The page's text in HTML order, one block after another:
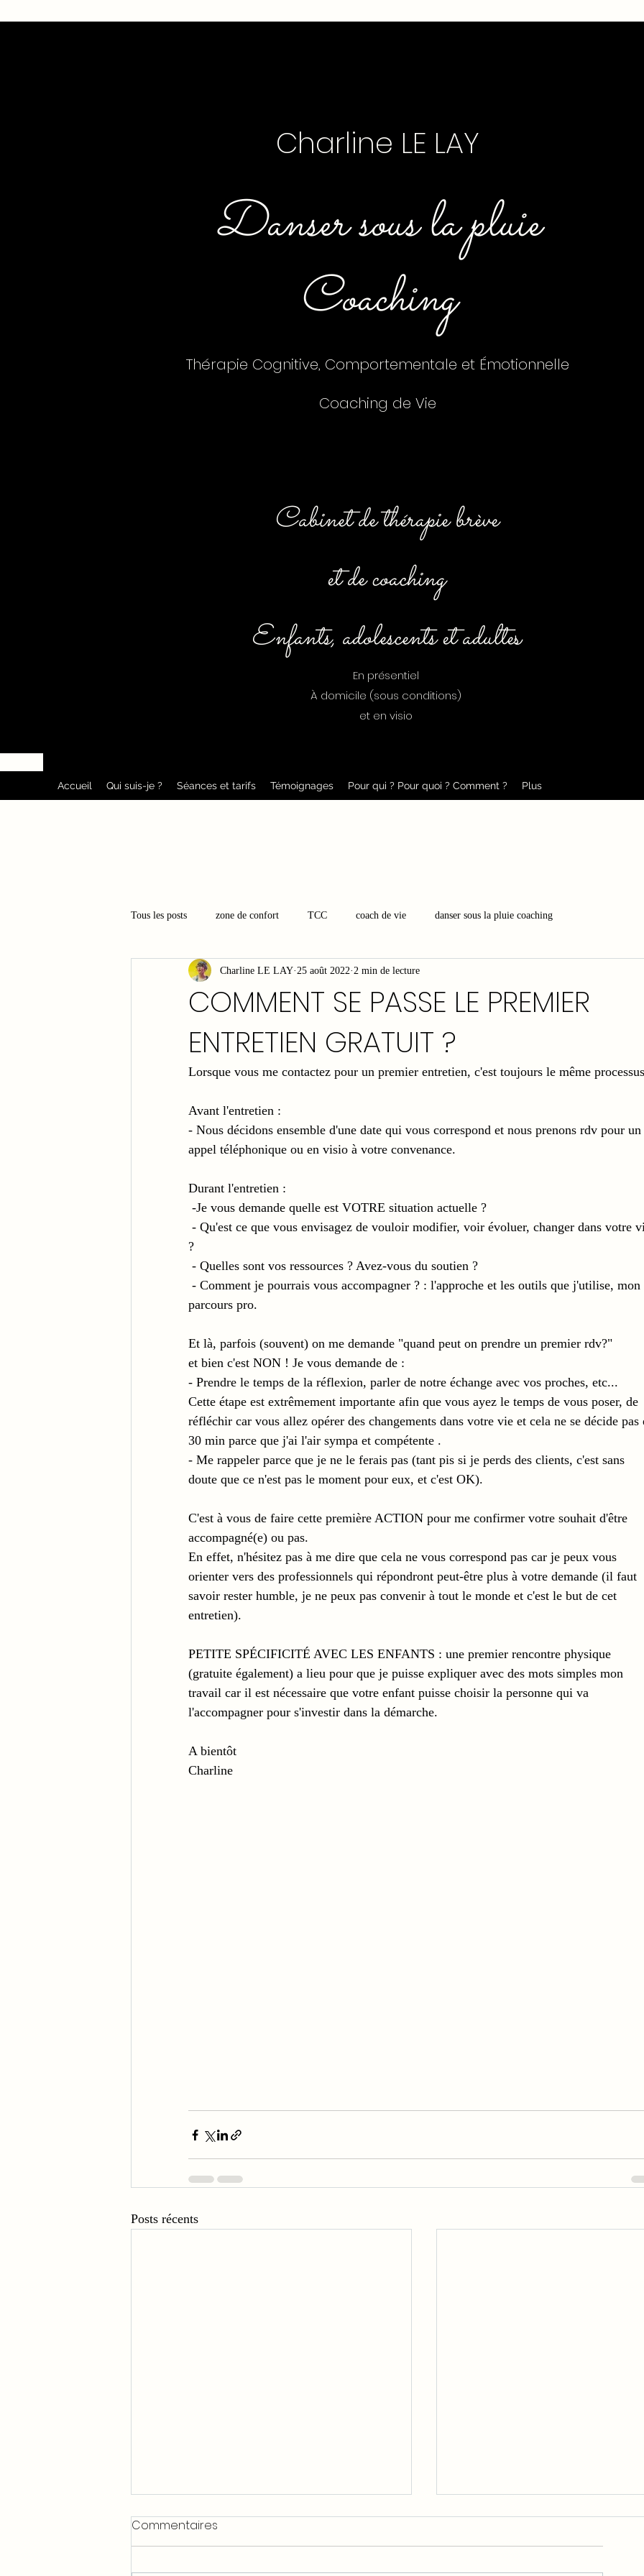
Charline LE LAY
Danser sous la pluie
Coaching
Thérapie Cognitive, Comportementale et Émotionnelle
Coaching de Vie
Cabinet de thérapie brève
et de coaching
Enfants, adolescents et adultes
En présentiel
À domicile (sous conditions)
et en visio
Accueil Qui suis-je ? Séances et tarifs Témoignages Pour qui ? Pour quoi ? Comment ? Plus
Tous les posts zone de confort TCC coach de vie danser sous la pluie coaching
COMMENT SE PASSE LE PREMIER
ENTRETIEN GRATUIT ?
Charline LE LAY 25 août 2022 2 min de lecture
Lorsque vous me contactez pour un premier entretien, c'est toujours le même
Avant l'entretien :
- Nous décidons ensemble d'une date qui vous correspond et nous prenons rdv pour un
appel téléphonique ou en visio à votre convenance.
Durant l'entretien :
-Je vous demande quelle est VOTRE situation actuelle ?
?
- Quelles sont vos ressources ? Avez-vous du soutien ?
parcours pro.
Et là, parfois (souvent) on me demande "quand peut on prendre un premier rdv?"
et bien c'est NON ! Je vous demande de :
- Prendre le temps de la réflexion, parler de notre échange avec vos proches, etc...
Cette étape est extrêmement importante afin que vous ayez le temps de vous poser, de
réfléchir car vous allez opérer des changements dans votre vie et cela ne se décide
30 min parce que j'ai l'air sympa et compétente .
- Me rappeler parce que je ne le ferais pas (tant pis si je perds des clients, c'est sans
doute que ce n'est pas le moment pour eux, et c'est OK).
C'est à vous de faire cette première ACTION pour me confirmer votre souhait d'être
accompagné(e) ou pas.
En effet, n'hésitez pas à me dire que cela ne vous correspond pas car je peux vous
orienter vers des professionnels qui répondront peut-être plus à votre demande (il faut
savoir rester humble, je ne peux pas convenir à tout le monde et c'est le but de cet
entretien).
PETITE SPÉCIFICITÉ AVEC LES ENFANTS : une premier rencontre physique
(gratuite également) a lieu pour que je puisse expliquer avec des mots simples mon
travail car il est nécessaire que votre enfant puisse choisir la personne qui va
l'accompagner pour s'investir dans la démarche.
A bientôt
Charline
Posts récents
Commentaires